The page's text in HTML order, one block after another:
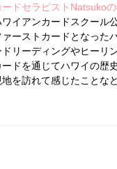
ードセラピストNatsuko
ワイアンカードスクール
ァーストカードとなった
ドリーディングやヒーリ
ードを通じてハワイの歴
地を訪れて感じたことな